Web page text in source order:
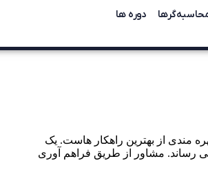
دوره ها
مندی از بهترین راهکار هاست. یک
رساند. مشاور از طریق فراهم آوری